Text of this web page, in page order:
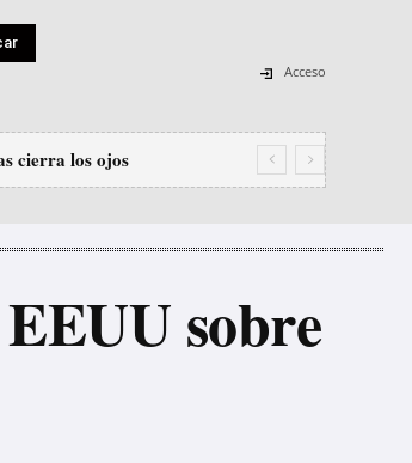
Acceso
cierra los ojos
Huelva y El Puerto
sobre